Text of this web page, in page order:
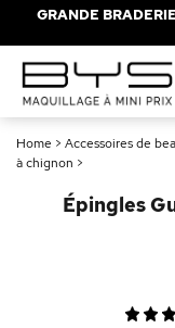
GRANDE
Home > Accessoires de
à chignon >
Épingles
Mascara
Solaire